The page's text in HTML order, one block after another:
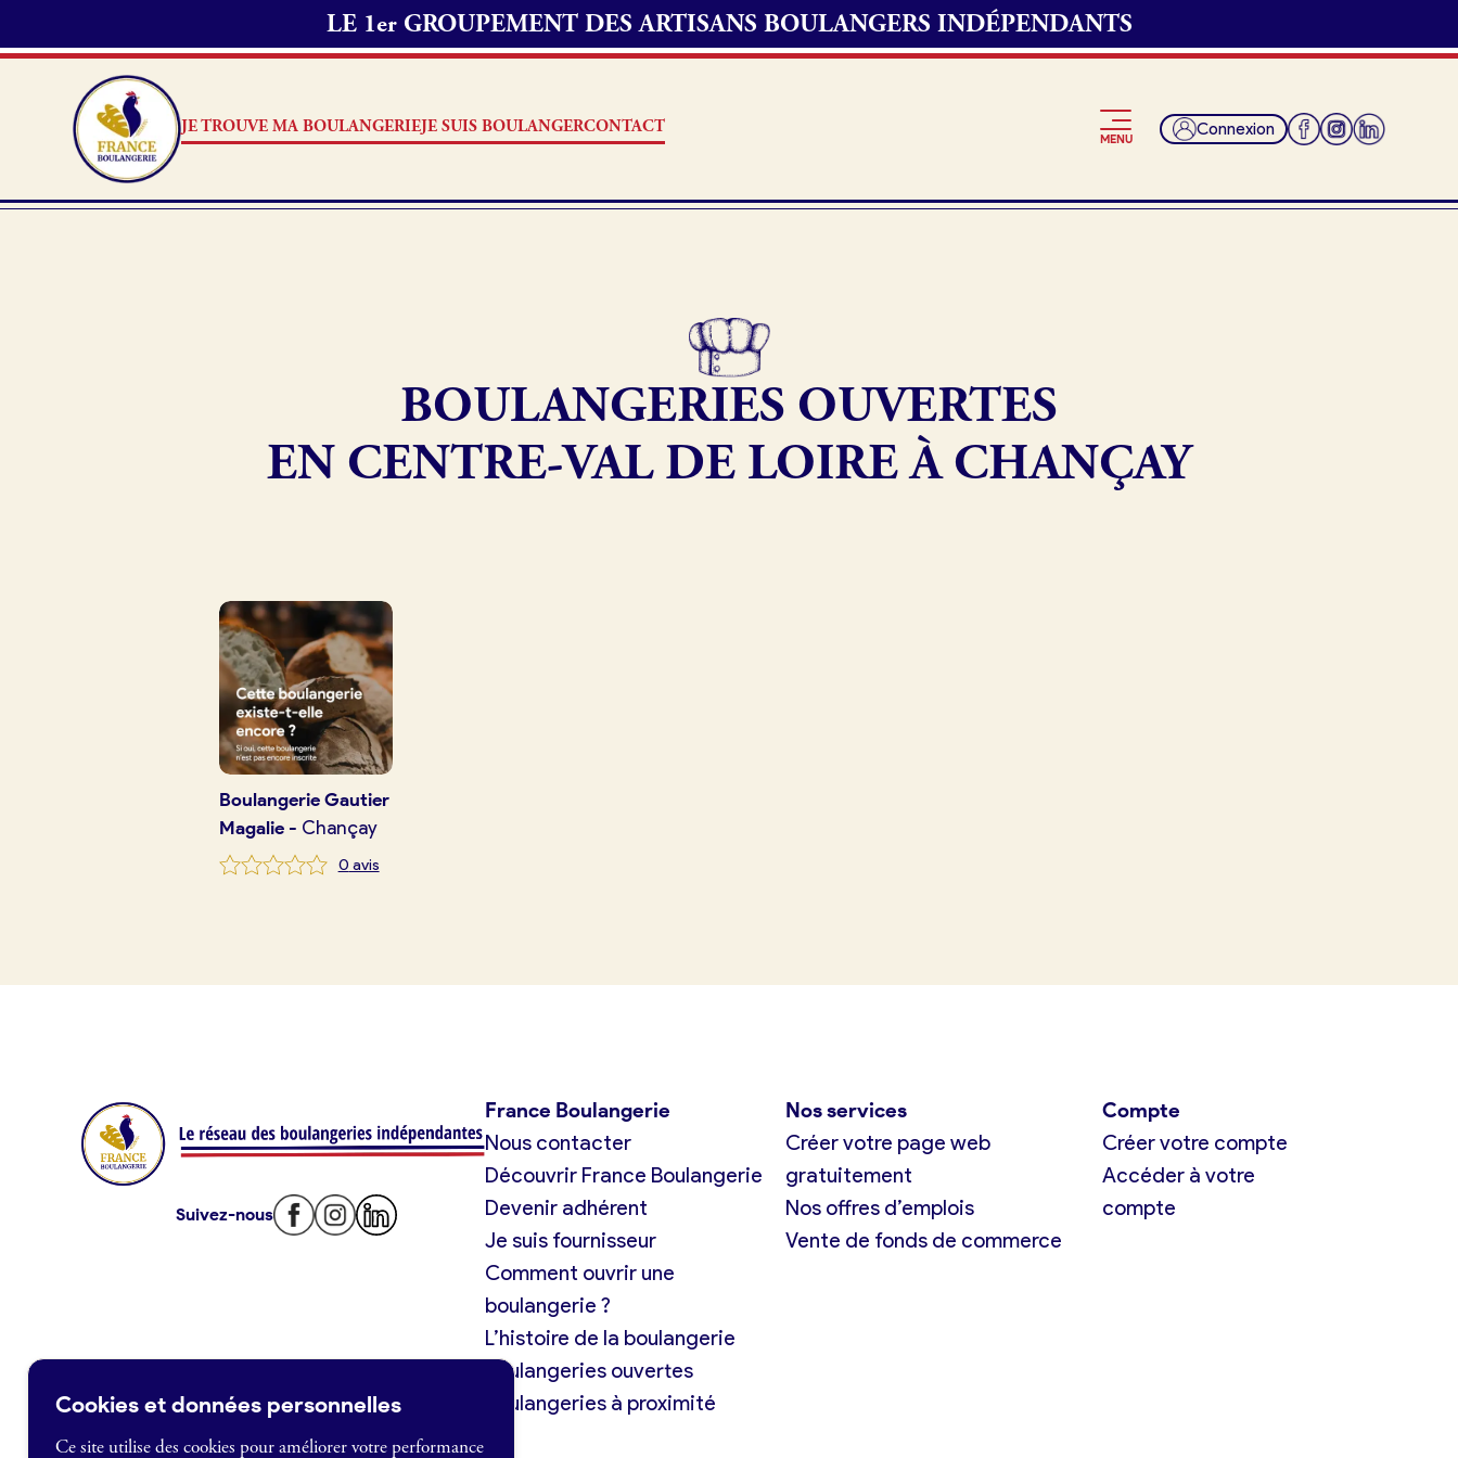
LE 1er GROUPEMENT DES ARTISANS BOULANGERS INDÉPENDANTS
JE TROUVE MA BOULANGERIEJE SUIS BOULANGERCONTACT
MENU Connexion
Je suis boulanger
Je découvre France Boulangerie
Mes tarifs
Mon comparatif gratuit
Offres d’emploi
Je suis fournisseur
Pourquoi adhérer à France Boulangerie
Offres d’emploi
Fonds de commerce
Actualités
BOULANGERIES OUVERTES
EN CENTRE-VAL DE LOIRE À CHANÇAY
BoulangerieGautier
Magalie- Chançay
0 avis
Suivez-nous
France Boulangerie
Nous contacter
Découvrir France Boulangerie
Devenir adhérent
Je suis fournisseur
Comment ouvrir une
boulangerie ?
L’histoire de la boulangerie
Boulangeries ouvertes
Boulangeries à proximité
Nos services
Créer votre page web
gratuitement
Nos offres d’emplois
Vente de fonds de commerce
Compte
Créer votre compte
Accéder à votre
compte
Cookies et données personnelles
Ce site utilise des cookies pour améliorer votre performance